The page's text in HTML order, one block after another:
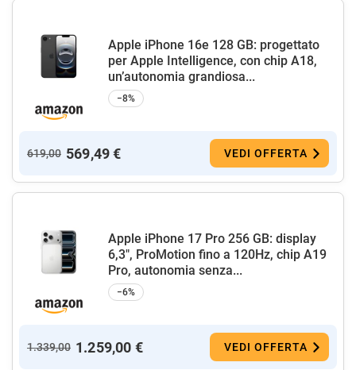
Apple iPhone 16e 128 GB: progettato
per Apple Intelligence, con chip A18,
un’autonomia grandiosa...
−8%
619,00 569,49 € VEDI OFFERTA
Apple iPhone 17 Pro 256 GB: display
6,3", ProMotion fino a 120Hz, chip A19
Pro, autonomia senza...
−6%
1.339,00 1.259,00 € VEDI OFFERTA